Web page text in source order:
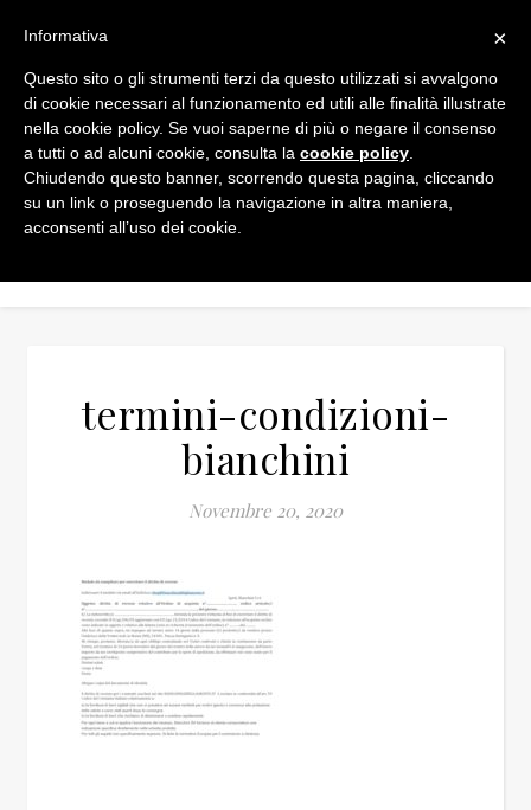
termini-condizioni-
bianchini
Novembre 20, 2020
×
Informativa
Questo sito o gli strumenti terzi da questo utilizzati si avvalgono
di cookie necessari al funzionamento ed utili alle finalità illustrate
nella cookie policy. Se vuoi saperne di più o negare il consenso
a tutti o ad alcuni cookie, consulta la cookie policy
Chiudendo questo banner, scorrendo questa pagina, cliccando
su un link o proseguendo la navigazione in altra maniera,
acconsenti all’uso dei cookie.